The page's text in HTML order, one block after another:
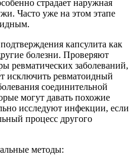
страдает наружная
Часто уже на этом этапе
капсулита как
болезни. Проверяют
ревматических заболеваний,
исключить ревматоидный
соединительной
могут давать похожие
исследуют инфекции, если
процесс другого
методы: